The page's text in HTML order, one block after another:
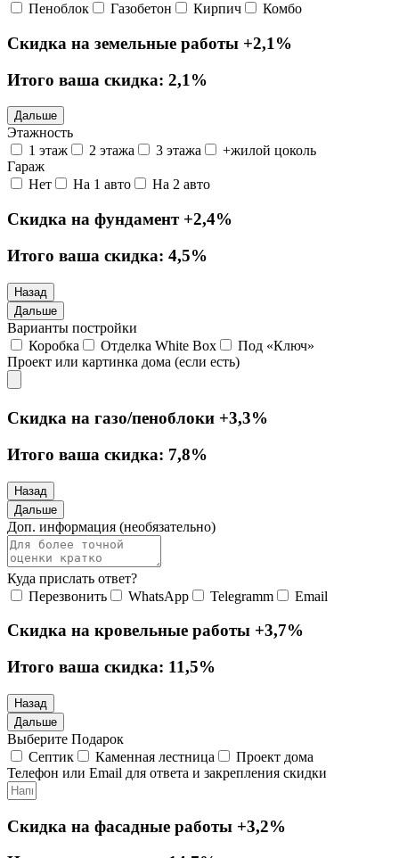
Пеноблок
Газобетон Кирпич Комбо
Скидка на земельные работы +2,1%
Итого ваша скидка: 2,1%
Дальше
Этажность
1 этаж
2 этажа 3 этажа
+жилой цоколь
Гараж
Нет
На 1 авто На 2 авто
Скидка на фундамент +2,4%
Итого ваша скидка: 4,5%
Назад
Дальше
Варианты постройки
Коробка
Отделка White Box
Под «Ключ»
Проект или картинка дома (если есть)
Скидка на газо/пеноблоки +3,3%
Итого ваша скидка: 7,8%
Назад
Дальше
Доп. информация (необязательно)
Куда прислать ответ?
Перезвонить
WhatsApp Telegramm Email
Скидка на кровельные работы +3,7%
Итого ваша скидка: 11,5%
Назад
Дальше
Выберите Подарок
Септик
Каменная лестница
Проект дома
Телефон или Email для ответа и закрепления скидки
Скидка на фасадные работы +3,2%